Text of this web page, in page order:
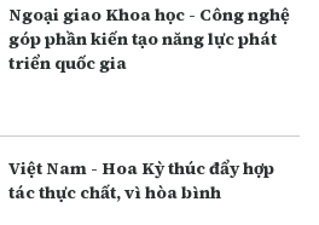
Ngoại giao Khoa học - Công nghệ
góp phần kiến tạo năng lực phát
triển quốc gia
Việt Nam - Hoa Kỳ thúc đẩy hợp
tác thực chất, vì hòa bình